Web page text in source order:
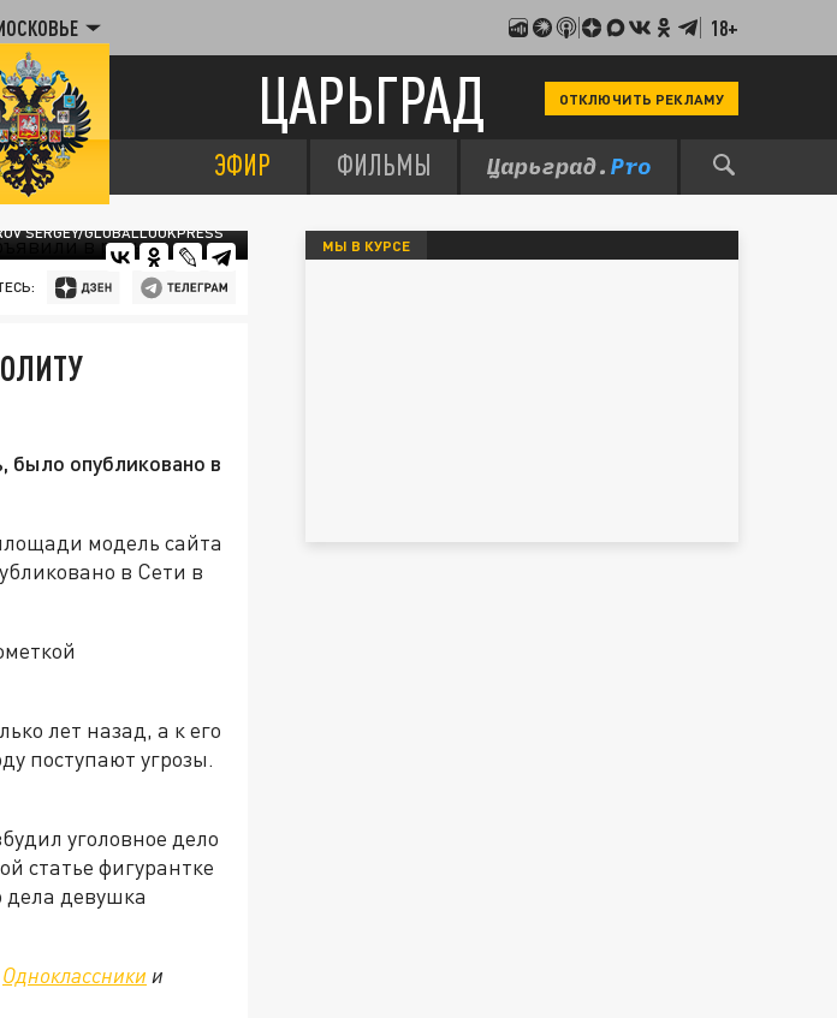
18+
ЦАРЬГРАД ОТКЛЮЧИТЬ РЕКЛАМУ
ЭФИР ФИЛЬМЫ
SERGEY/GLOBALLOOKPRESS
было опубликовано в
модель сайта
в Сети в
лет назад, а к его
поступают угрозы.
уголовное дело
статье фигурантке
дела девушка
Одноклассники и
МЫ В КУРСЕ